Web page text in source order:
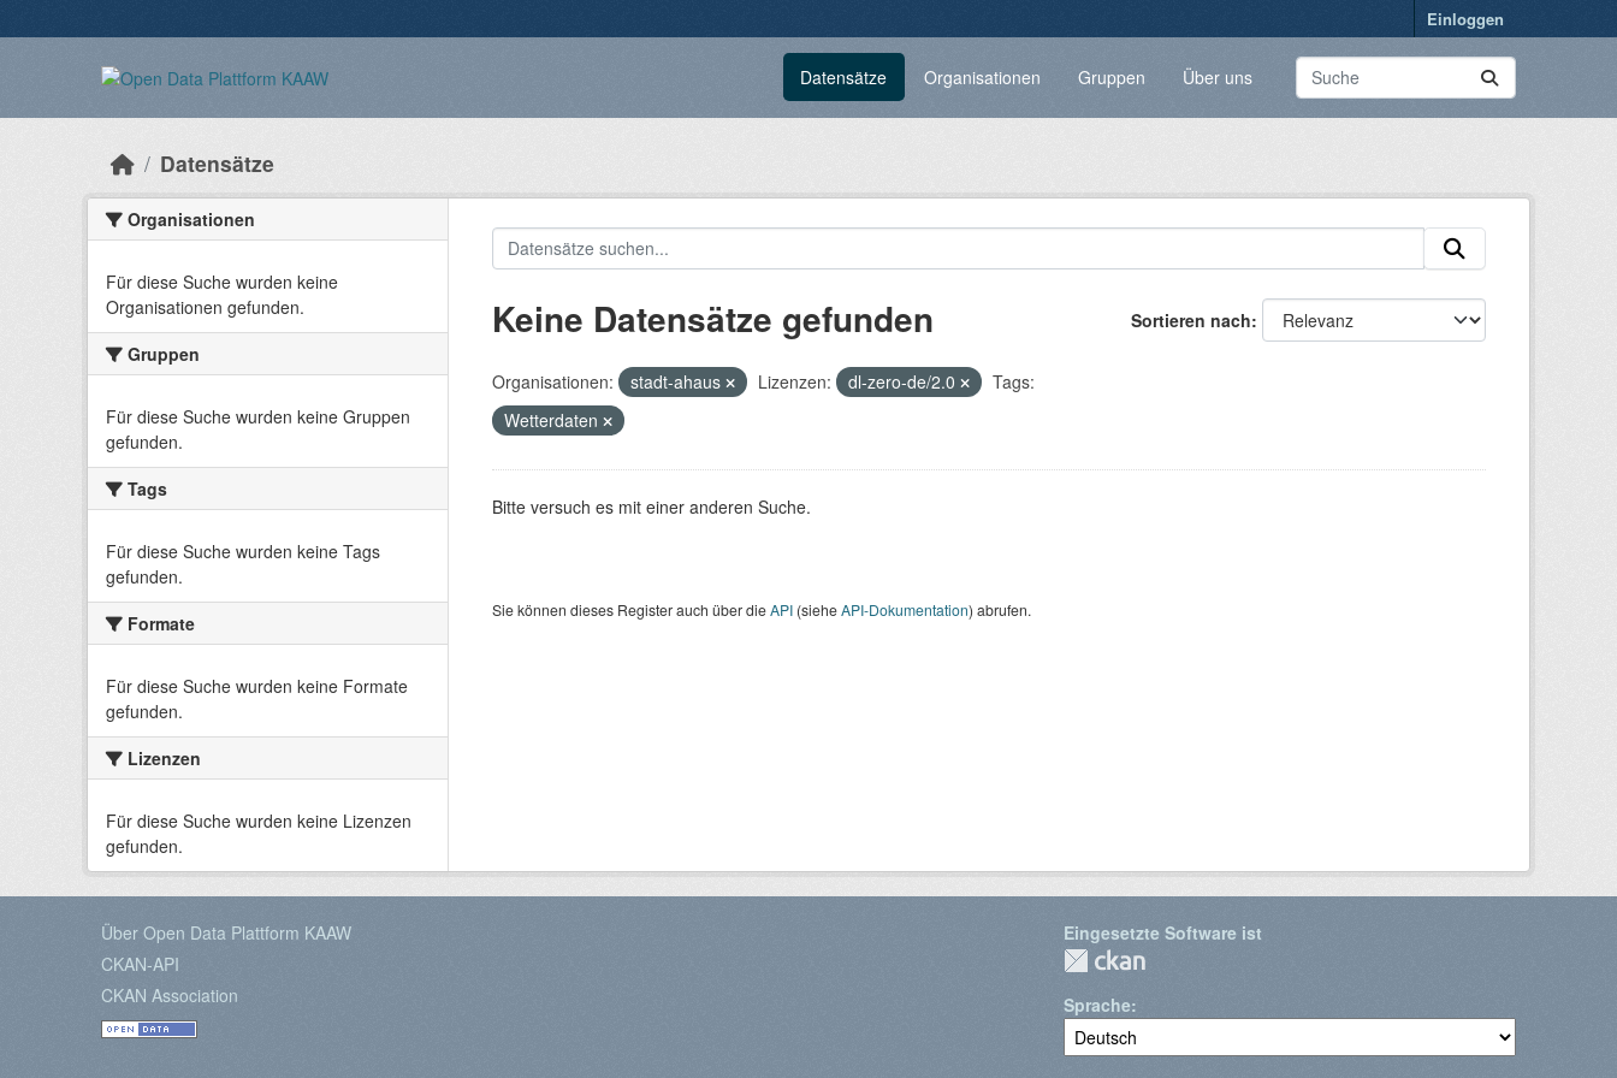
Einloggen
Datensätze Organisationen Gruppen Über uns
Datensätze
Organisationen
Für diese Suche wurden keine
Organisationen gefunden.
Gruppen
Für diese Suche wurden keine Gruppen
gefunden.
Tags
Für diese Suche wurden keine Tags
gefunden.
Formate
Für diese Suche wurden keine Formate
gefunden.
Lizenzen
Für diese Suche wurden keine Lizenzen
gefunden.
Sortieren nach
Keine Datensätze gefunden
Organisationen: stadt-ahaus Lizenzen: dl-zero-de/2.0
Tags:
Wetterdaten
Bitte versuch es mit einer anderen Suche.
Sie können dieses Register auch über dieAPI(sieheAPI-Dokumentation) abrufen.
Über Open Data Plattform KAAW
CKAN-API
CKAN Association
Eingesetzte Software ist
Sprache